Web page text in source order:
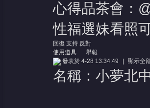
心得品茶會：
性福選妹看照
回復 支持 反對
使用道具
舉報
發表於 4-28 13:34:49 顯示全
名稱：小夢北